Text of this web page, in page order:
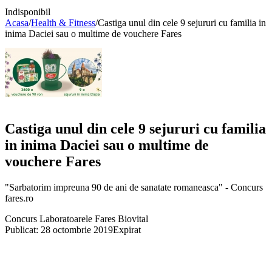
Indisponibil
Acasa/Health & Fitness/Castiga unul din cele 9 sejururi cu familia in
inima Daciei sau o multime de vouchere Fares
Castiga unul din cele 9 sejururi cu familia
in inima Daciei sau o multime de
vouchere Fares
"Sarbatorim impreuna 90 de ani de sanatate romaneasca" - Concurs
fares.ro
Concurs Laboratoarele Fares Biovital
Publicat: 28 octombrie 2019Expirat